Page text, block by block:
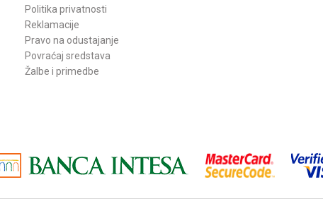
Politika privatnosti
Reklamacije
Pravo na odustajanje
Povraćaj sredstava
Žalbe i primedbe